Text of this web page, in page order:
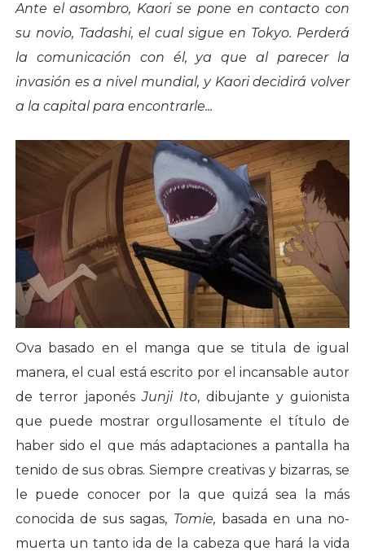
Ante el asombro, Kaori se pone en contacto con
su novio, Tadashi, el cual sigue en Tokyo. Perderá
la comunicación con él, ya que al parecer la
invasión es a nivel mundial, y Kaori decidirá volver
a la capital para encontrarle...
Ova basado en el manga que se titula de igual
manera, el cual está escrito por el incansable autor
de terror japonésJunji Ito, dibujante y guionista
que puede mostrar orgullosamente el título de
haber sido el que más adaptaciones a pantalla ha
tenido de sus obras. Siempre creativas y bizarras, se
le puede conocer por la que quizá sea la más
conocida de sus sagas, Tomie, basada en una no-
muerta un tanto ida de la cabeza que hará la vida